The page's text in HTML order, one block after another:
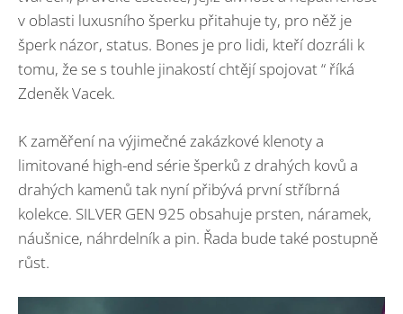
v oblasti luxusního šperku přitahuje ty, pro něž je
šperk názor, status. Bones je pro lidi, kteří dozráli k
tomu, že se s touhle jinakostí chtějí spojovat “ říká
Zdeněk Vacek.
K zaměření na výjimečné zakázkové klenoty a
limitované high-end série šperků z drahých kovů a
drahých kamenů tak nyní přibývá první stříbrná
kolekce. SILVER GEN 925 obsahuje prsten, náramek,
náušnice, náhrdelník a pin. Řada bude také postupně
růst.